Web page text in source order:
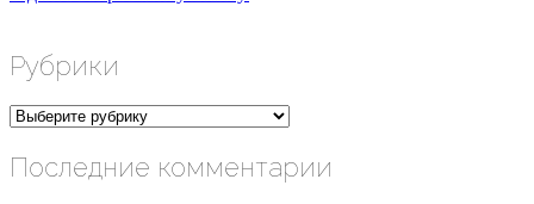
Рубрики
Рубрики
Последние комментарии